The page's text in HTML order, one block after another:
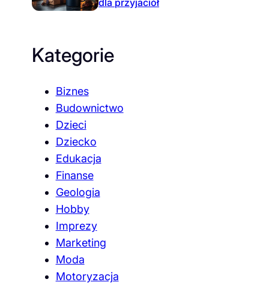
dla przyjaciół
Kategorie
Biznes
Budownictwo
Dzieci
Dziecko
Edukacja
Finanse
Geologia
Hobby
Imprezy
Marketing
Moda
Motoryzacja